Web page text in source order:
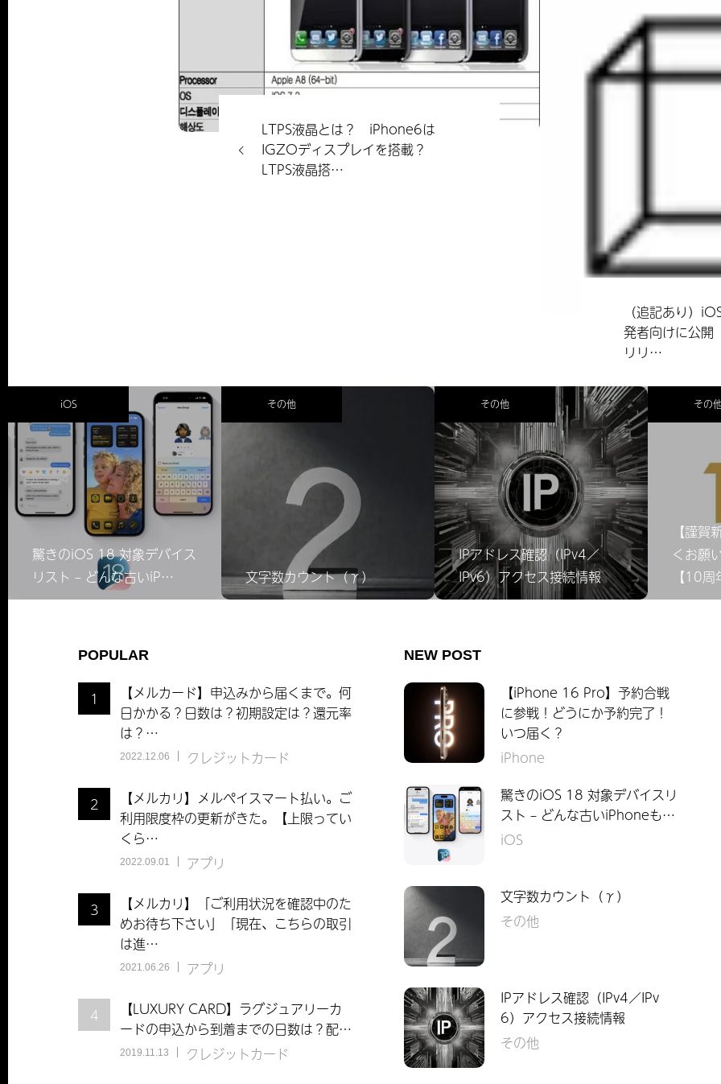
LTPS液晶とは？ iPhone6は
IGZOディスプレイを搭載？
LTPS液晶搭…
（追記あり）
発者向けに公
リリ…
iOS
驚きのiOS 18 対象デバイス
リスト – どんな古いiP…
その他
文字数カウント（γ）
その他
IPアドレス確認（IPv4／
IPv6）アクセス接続情報
その
【謹賀
くお願
【10周
POPULAR
1
【メルカード】申込みから届くまで。何
日かかる？日数は？初期設定は？還元率
は？…
2022.12.06 クレジットカード
2
【メルカリ】メルペイスマート払い。ご
利用限度枠の更新がきた。【上限ってい
くら…
2022.09.01 アプリ
3
【メルカリ】「ご利用状況を確認中のた
めお待ち下さい」「現在、こちらの取引
は進…
2021.06.26 アプリ
4
【LUXURY CARD】ラグジュアリーカ
ードの申込から到着までの日数は？配…
2019.11.13 クレジットカード
NEW POST
【iPhone 16 Pro】予約合戦
に参戦！どうにか予約完了！
いつ届く？
iPhone
驚きのiOS 18 対象デバイスリ
スト – どんな古いiPhoneも…
iOS
文字数カウント（γ）
その他
IPアドレス確認（IPv4／IPv
6）アクセス接続情報
その他